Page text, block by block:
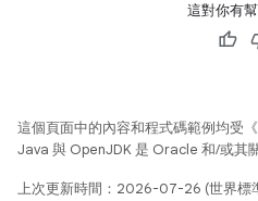
這對你有
這個頁面中的內容和程式碼範例均受《
Java 與 OpenJDK 是 Oracle 和/或其
上次更新時間：2026-07-26 (世界標